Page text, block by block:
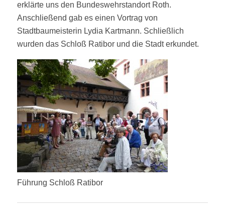
erklärte uns den Bundeswehrstandort Roth.
Anschließend gab es einen Vortrag von
Stadtbaumeisterin Lydia Kartmann. Schließlich
wurden das Schloß Ratibor und die Stadt erkundet.
Führung Schloß Ratibor